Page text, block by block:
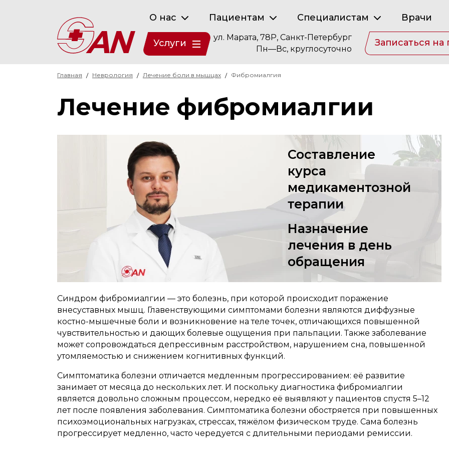
О нас Пациентам Специалистам Врачи
Услуги
ул. Марата, 78Р, Санкт-Петербург
Пн—Вс, круглосуточно
Записаться
Главная Неврология Лечение боли в мышцах Фибромиалгия
Лечение фибромиалгии
Составление
курса
медикаментозной
терапии
Назначение
лечения в день
обращения
Синдром фибромиалгии — это болезнь, при которой происходит поражение
внесуставных мышц. Главенствующими симптомами болезни являются диффузные
костно-мышечные боли и возникновение на теле точек, отличающихся повышенной
чувствительностью и дающих болевые ощущения при пальпации. Также заболевание
может сопровождаться депрессивным расстройством, нарушением сна, повышенной
утомляемостью и снижением когнитивных функций.
Симптоматика болезни отличается медленным прогрессированием: её развитие
занимает от месяца до нескольких лет. И поскольку диагностика фибромиалгии
является довольно сложным процессом, нередко её выявляют у пациентов спустя 5–12
лет после появления заболевания. Симптоматика болезни обостряется при повышенных
психоэмоциональных нагрузках, стрессах, тяжёлом физическом труде. Сама болезнь
прогрессирует медленно, часто чередуется с длительными периодами ремиссии.